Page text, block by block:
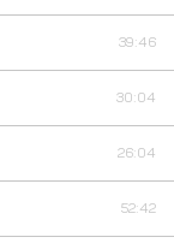
39:46
30:04
26:04
52:42